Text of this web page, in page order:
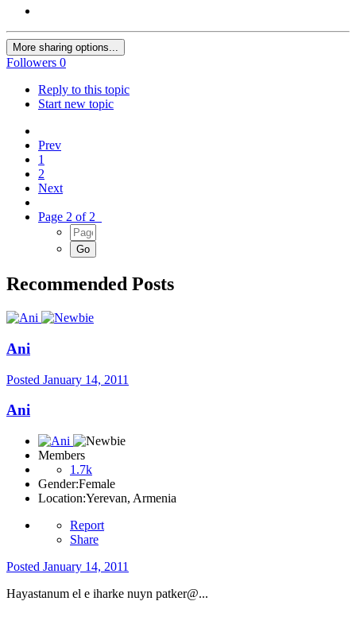
More sharing options...
Followers 0
Reply to this topic
Start new topic
Prev
1
2
Next
Page 2 of 2
Recommended Posts
Ani
Posted January 14, 2011
Ani
Members
1.7k
Gender:Female
Location:Yerevan, Armenia
Report
Share
Posted January 14, 2011
Hayastanum el e iharke nuyn patker@...